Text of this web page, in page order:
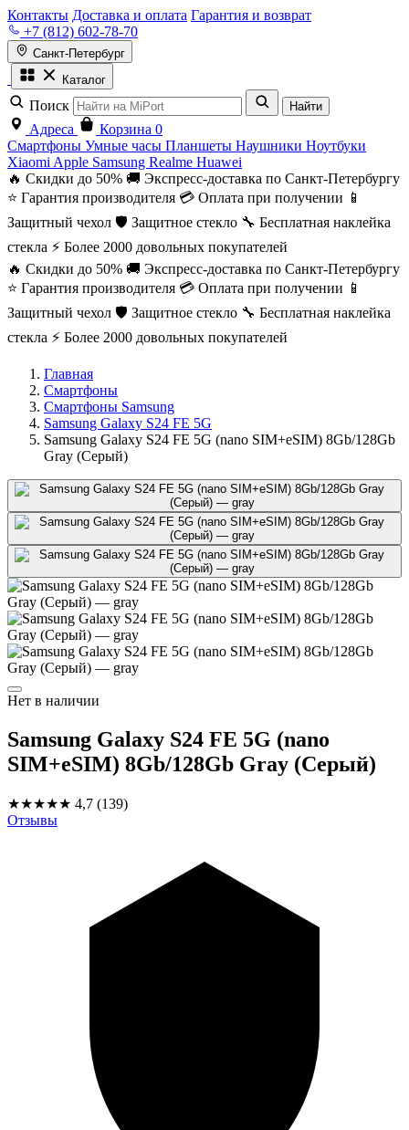
Контакты Доставка и оплата Гарантия и возврат
+7 (812) 602-78-70
Санкт-Петербург
Каталог
Поиск Найти
Адреса Корзина 0
Смартфоны Умные часы Планшеты Наушники Ноутбуки
Xiaomi Apple Samsung Realme Huawei
🔥 Скидки до 50% 🚚 Экспресс-доставка по Санкт-Петербургу
⭐ Гарантия производителя 💳 Оплата при получении 📱
Защитный чехол 🛡️ Защитное стекло 🔧 Бесплатная наклейка
стекла ⚡ Более 2000 довольных покупателей
🔥 Скидки до 50% 🚚 Экспресс-доставка по Санкт-Петербургу
⭐ Гарантия производителя 💳 Оплата при получении 📱
Защитный чехол 🛡️ Защитное стекло 🔧 Бесплатная наклейка
стекла ⚡ Более 2000 довольных покупателей
Главная
Смартфоны
Смартфоны Samsung
Samsung Galaxy S24 FE 5G
Samsung Galaxy S24 FE 5G (nano SIM+eSIM) 8Gb/128Gb
Gray (Серый)
Нет в наличии
Samsung Galaxy S24 FE 5G (nano
SIM+eSIM) 8Gb/128Gb Gray (Серый)
★★★★★ 4,7 (139)
Отзывы